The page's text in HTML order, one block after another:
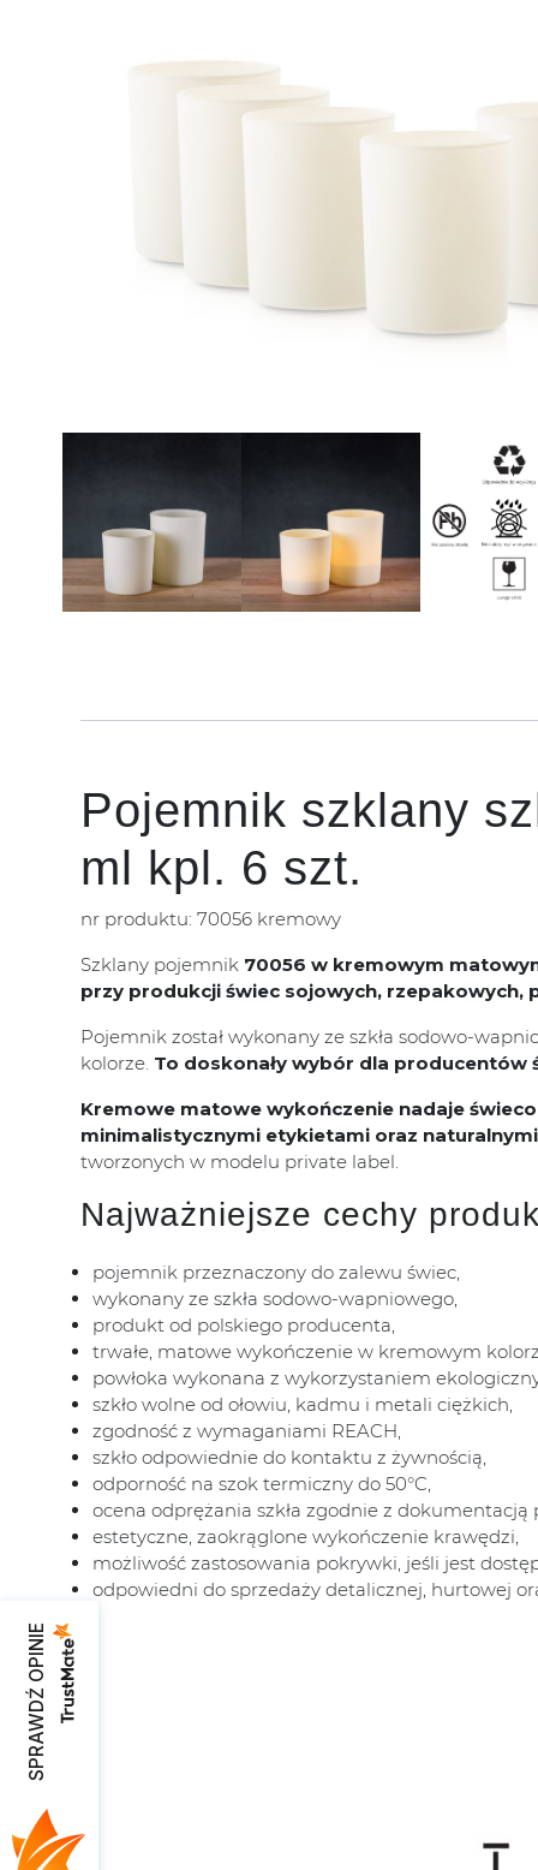
Pojemnik szklany
ml kpl. 6 szt.
nr produktu: 70056 kremowy
Szklany pojemnik 70056 w kremowym
przy produkcji świec sojowych, rzepakowych,
Pojemnik został wykonany ze szkła sodowo-
kolorze. To doskonały wybór dla
Kremowe matowe wykończenie nadaje
minimalistycznymi etykietami oraz
tworzonych w modelu private label.
Najważniejsze cechy
pojemnik przeznaczony do zalewu świec,
wykonany ze szkła sodowo-wapniowego,
produkt od polskiego producenta,
trwałe, matowe wykończenie w kremowym
powłoka wykonana z wykorzystaniem
szkło wolne od ołowiu, kadmu i metali ciężkich,
zgodność z wymaganiami REACH,
szkło odpowiednie do kontaktu z żywnością,
odporność na szok termiczny do 50°C,
ocena odprężania szkła zgodnie z dokumentacją
estetyczne, zaokrąglone wykończenie krawędzi,
możliwość zastosowania pokrywki, jeśli jest
odpowiedni do sprzedaży detalicznej, hurtowej
SPRAWDŹ OPINIE